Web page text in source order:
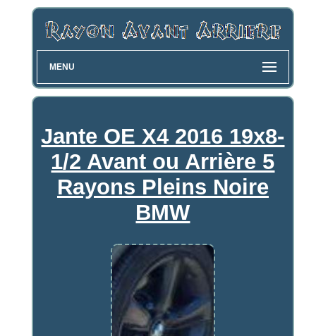
MENU
Jante OE X4 2016 19x8-
1/2 Avant ou Arrière 5
Rayons Pleins Noire
BMW